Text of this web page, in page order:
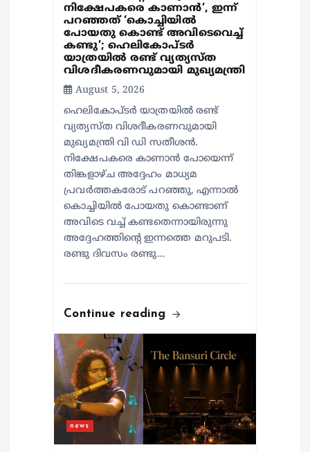
നിക്ഷേപകരെ കാണാൻ’, ഇന്ന്
പറഞ്ഞത് ‘കൊച്ചിയിൽ
പോയതു കൊണ്ട് അവിടെവെച്ച്
കണ്ടു’; ഹെലികോപ്ടർ
യാത്രയിൽ രണ്ട് വ്യത്യസ്ത
വിശദീകരണവുമായി മുഖ്യമന്ത്രി
August 5, 2026
ഹെലികോപ്ടർ യാത്രയിൽ രണ്ട്
വ്യത്യസ്ത വിശദീകരണവുമായി
മുഖ്യമന്ത്രി വി ഡി സതീശൻ.
നിക്ഷേപകരെ കാണാൻ പോയെന്ന്
തിങ്കളാഴ്ച അദ്ദേഹം മാധ്യമ
പ്രവർത്തകരോട് പറഞ്ഞു, എന്നാൽ
കൊച്ചിയിൽ പോയതു കൊണ്ടാണ്
അവിടെ വച്ച് കണ്ടതെന്നായിരുന്നു
അദ്ദേഹത്തിന്റെ ഇന്നത്തെ മറുപടി.
രണ്ടു ദിവസം രണ്ടു…
Continue reading
news